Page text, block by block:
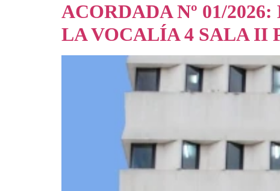
ACORDADA Nº 01/
LA VOCALÍA 4 SALA II